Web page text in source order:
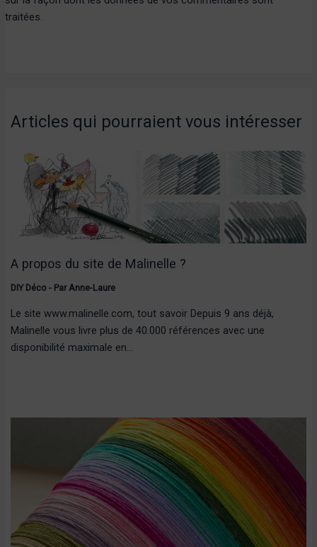
traitées.
Articles qui pourraient vous intéresser
A propos du site de Malinelle ?
DIY Déco- Par Anne-Laure
Le site www.malinelle.com, tout savoir Depuis 9 ans déjà,
Malinelle vous livre plus de 40.000 références avec une
disponibilité maximale en…